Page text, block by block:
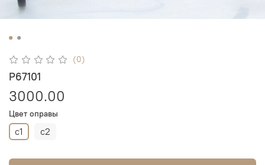
(0)
P67101
3000.00
Цвет оправы
c1 c2